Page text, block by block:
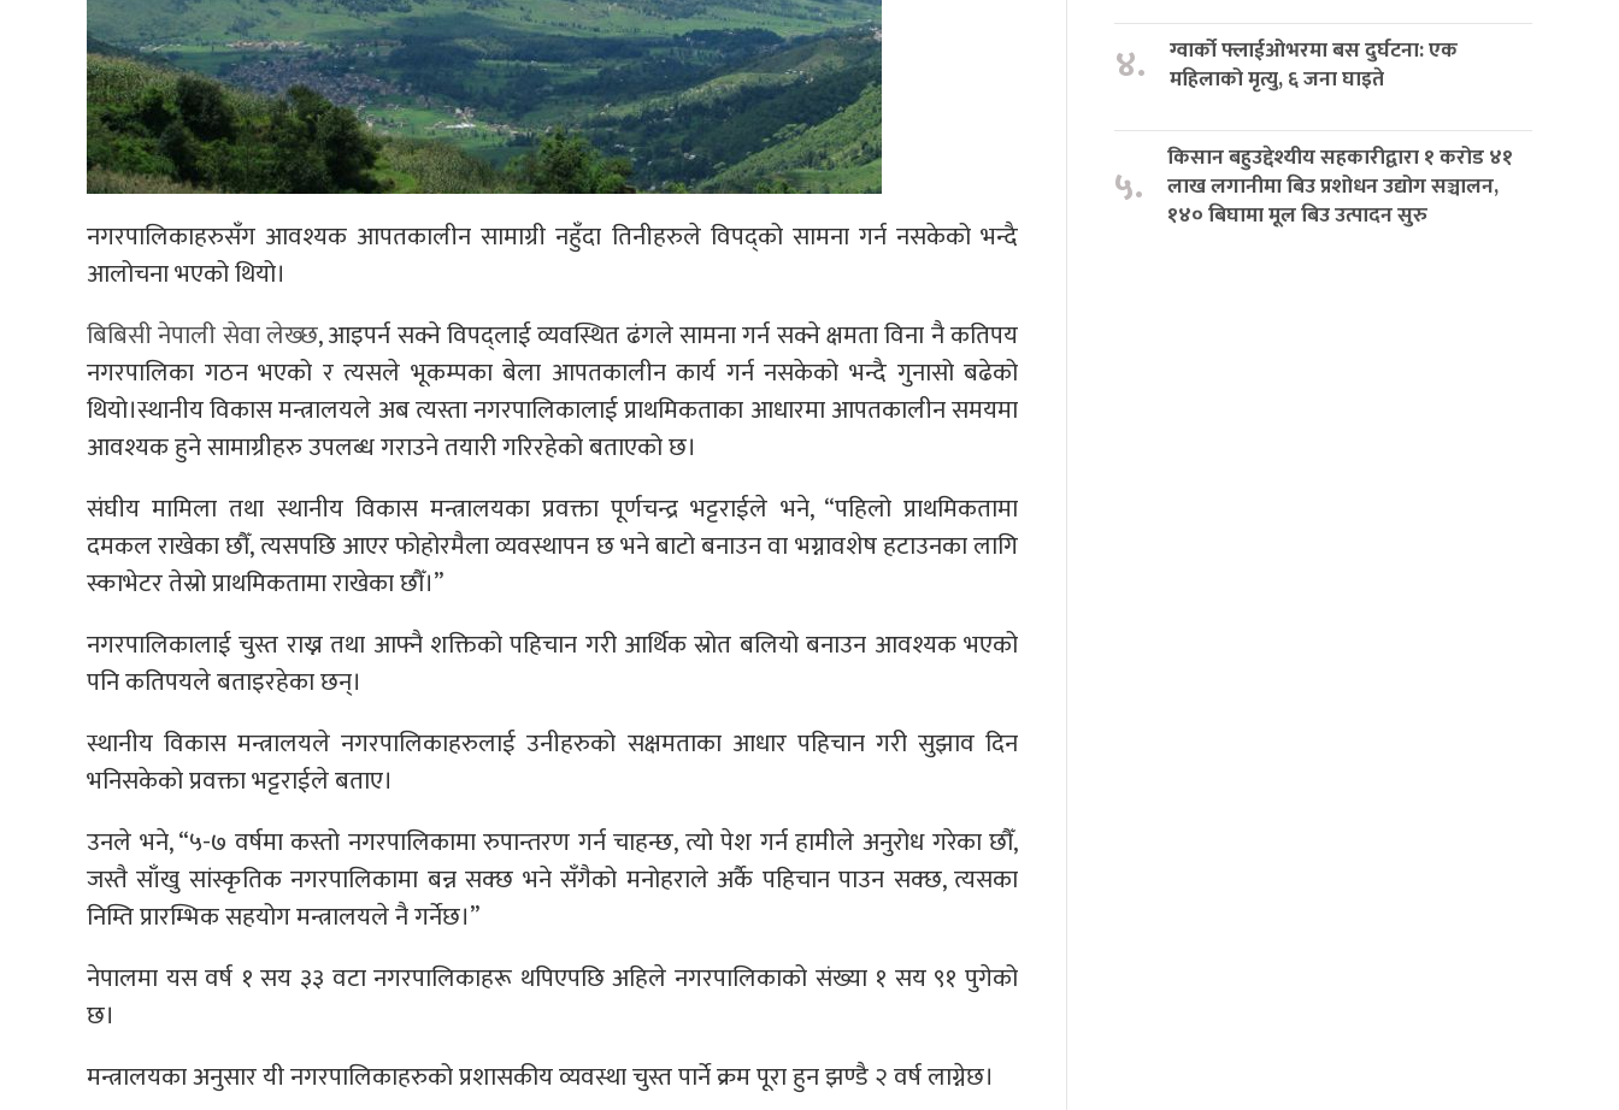
नगरपालिकाहरुसँग आवश्यक आपतकालीन सामाग्री नहुँदा तिनीहरुले विपद्को सामना गर्न नसकेको भन्दै
आलोचना भएको थियो।
बिबिसी नेपाली सेवा लेख्छ, आइपर्न सक्ने विपद्लाई व्यवस्थित ढंगले सामना गर्न सक्ने क्षमता विना नै कतिपय
नगरपालिका गठन भएको र त्यसले भूकम्पका बेला आपतकालीन कार्य गर्न नसकेको भन्दै गुनासो बढेको
थियो।स्थानीय विकास मन्त्रालयले अब त्यस्ता नगरपालिकालाई प्राथमिकताका आधारमा आपतकालीन समयमा
आवश्यक हुने सामाग्रीहरु उपलब्ध गराउने तयारी गरिरहेको बताएको छ।
संघीय मामिला तथा स्थानीय विकास मन्त्रालयका प्रवक्ता पूर्णचन्द्र भट्टराईले भने, “पहिलो प्राथमिकतामा
दमकल राखेका छौँ, त्यसपछि आएर फोहोरमैला व्यवस्थापन छ भने बाटो बनाउन वा भग्नावशेष हटाउनका लागि
स्काभेटर तेस्रो प्राथमिकतामा राखेका छौँ।”
नगरपालिकालाई चुस्त राख्न तथा आफ्नै शक्तिको पहिचान गरी आर्थिक स्रोत बलियो बनाउन आवश्यक भएको
पनि कतिपयले बताइरहेका छन्।
स्थानीय विकास मन्त्रालयले नगरपालिकाहरुलाई उनीहरुको सक्षमताका आधार पहिचान गरी सुझाव दिन
भनिसकेको प्रवक्ता भट्टराईले बताए।
उनले भने, “‍५-७ वर्षमा कस्तो नगरपालिकामा रुपान्तरण गर्न चाहन्छ, त्यो पेश गर्न हामीले अनुरोध गरेका छौँ,
जस्तै साँखु सांस्कृतिक नगरपालिकामा बन्न सक्छ भने सँगैको मनोहराले अर्कै पहिचान पाउन सक्छ, त्यसका
निम्ति प्रारम्भिक सहयोग मन्त्रालयले नै गर्नेछ।”
नेपालमा यस वर्ष १ सय ३३ वटा नगरपालिकाहरू थपिएपछि अहिले नगरपालिकाको संख्या १ सय ९१ पुगेको
छ।
मन्त्रालयका अनुसार यी नगरपालिकाहरुको प्रशासकीय व्यवस्था चुस्त पार्ने क्रम पूरा हुन झण्डै २ वर्ष लाग्नेछ।
४.
ग्वार्को फ्लाईओभरमा बस दुर्घटना: एक
महिलाको मृत्यु, ६ जना घाइते
५.
किसान बहुउद्देश्यीय सहकारीद्वारा १ करोड ४१
लाख लगानीमा बिउ प्रशोधन उद्योग सञ्चालन,
१४० बिघामा मूल बिउ उत्पादन सुरु